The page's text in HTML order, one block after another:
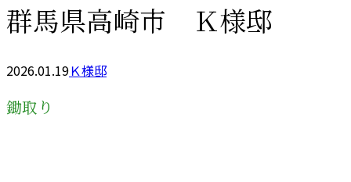
群馬県高崎市 Ｋ様邸
2026.01.19Ｋ様邸
鋤取り